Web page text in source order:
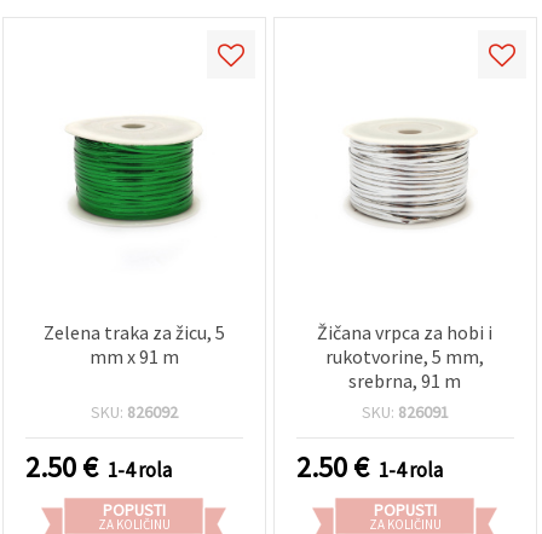
Zelena traka za žicu, 5
mm x 91 m
SKU: 826092
2.50€ 1-4 rola
POPUSTI
ZA KOLIČINU
Žičana vrpca za hobi i
rukotvorine, 5 mm,
srebrna, 91 m
SKU: 826091
2.50€ 1-4 rola
POPUSTI
ZA KOLIČINU